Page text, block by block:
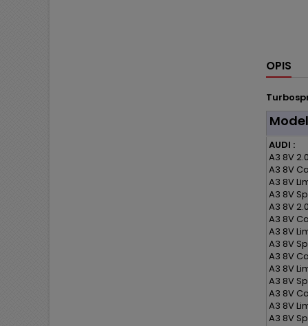
OPIS
Model
AUDI :
A3 8V
A3 8V
A3 8V
A3 8V
A3 8V
A3 8V
A3 8V
A3 8V
A3 8V
A3 8V
A3 8V
A3 8V
A3 8V
A3 8V